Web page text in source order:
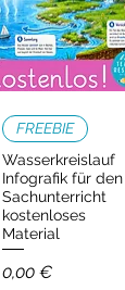
Schnellansicht
FREEBIE
Wasserkreislauf
Infografik für den
Sachunterricht
kostenloses
Material
Preis
0,00 €